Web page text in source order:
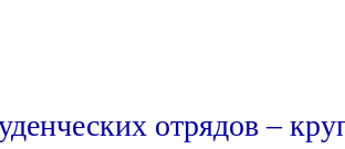
отрядов –